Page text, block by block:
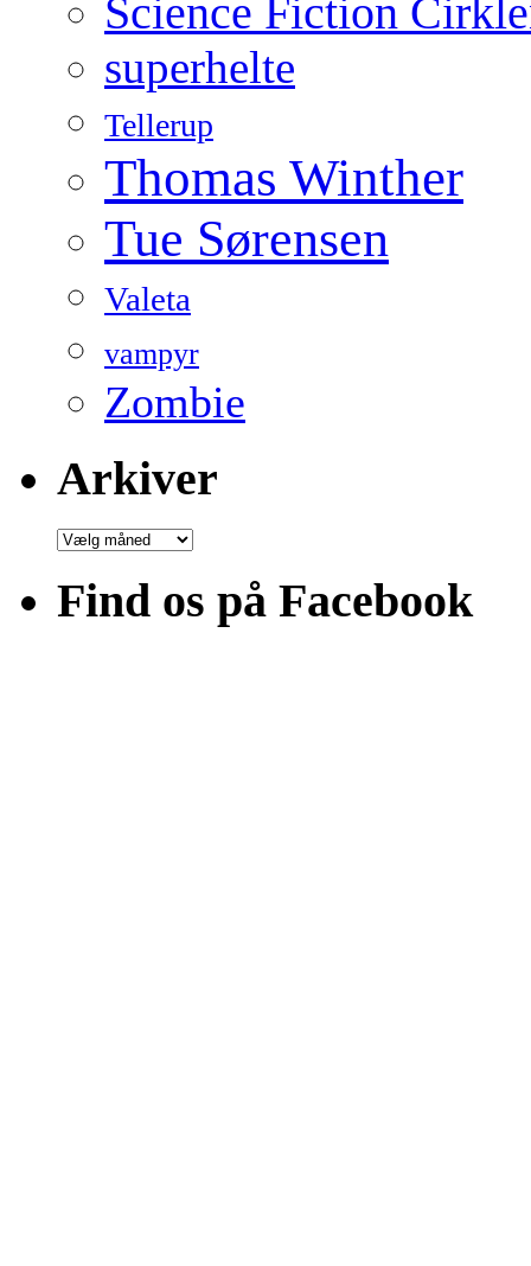
Science Fiction
superhelte
Tellerup
Thomas Winther
Tue Sørensen
Valeta
vampyr
Zombie
Arkiver
Arkiver
Find os på Facebook